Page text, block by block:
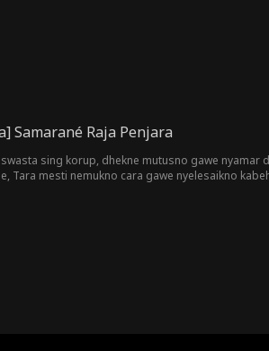
Samarané Raja Penjara
sing korup, dhekne mutusno gawe
Tara mesti nemukno cara gawe nyelesaikno